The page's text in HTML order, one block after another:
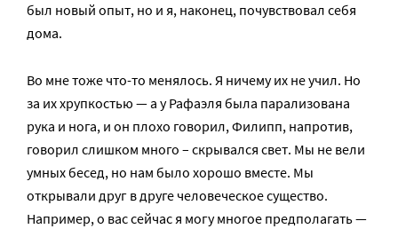
был новый опыт, но и я, наконец, почувствовал себя
дома.
Во мне тоже что-то менялось. Я ничему их не учил. Но
за их хрупкостью — а у Рафаэля была парализована
рука и нога, и он плохо говорил, Филипп, напротив,
говорил слишком много – скрывался свет. Мы не вели
умных бесед, но нам было хорошо вместе. Мы
открывали друг в друге человеческое существо.
Например, о вас сейчас я могу многое предполагать —